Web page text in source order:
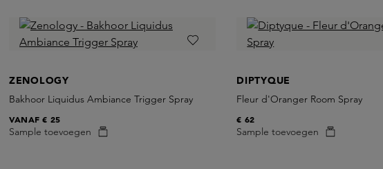
ZENOLOGY
Bakhoor Liquidus Ambiance Trigger Spray
Sample toevoegen
VANAF€ 25
DIPTYQUE
Fleur d'Oranger Room Spray
Sample toevoegen
€ 62